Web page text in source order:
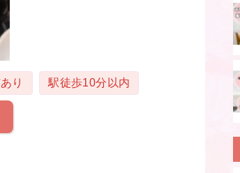
り 駅徒歩10分以内